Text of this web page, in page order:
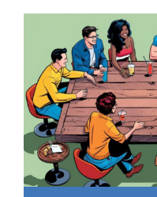
Engagement
Aktuelles
Jobs